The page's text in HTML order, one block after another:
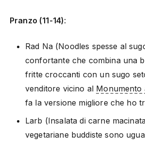
Pranzo (11-14):
Rad Na (Noodles spesse al
confortante che combina una
fritte croccanti con un sugo
venditore vicino al Monumento
fa la versione migliore che ho
Larb (Insalata di carne
vegetariane buddiste sono